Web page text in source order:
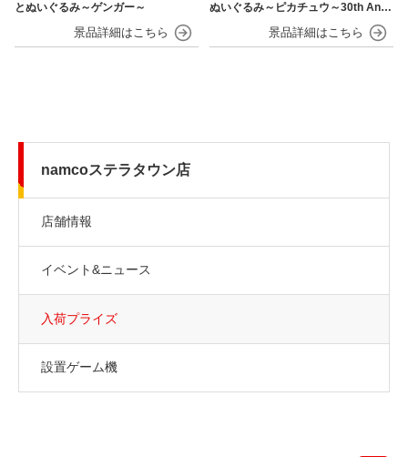
とぬいぐるみ～ゲンガー～
ぬいぐるみ～ピカチュウ～30th Anni
namcoステラタウン店
店舗情報
イベント&ニュース
入荷プライズ
設置ゲーム機